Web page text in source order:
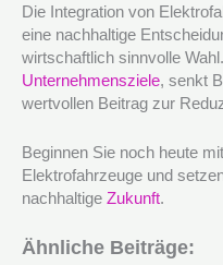
Die Integration von
eine nachhaltige
wirtschaftlich sinnvolle
Unternehmensziele, senkt
wertvollen Beitrag zur
Beginnen Sie noch heute
Elektrofahrzeuge und
nachhaltige Zukunft.
Ähnliche Beiträge: